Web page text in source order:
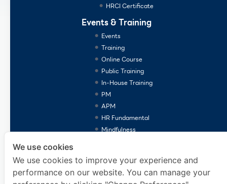
HRCI Certificate
Events & Training
Events
Training
Online Course
Public Training
In-House Training
PM
APM
HR Fundamental
Mindfulness
We use cookies
We use cookies to improve your experience and
performance on our website. You can manage your